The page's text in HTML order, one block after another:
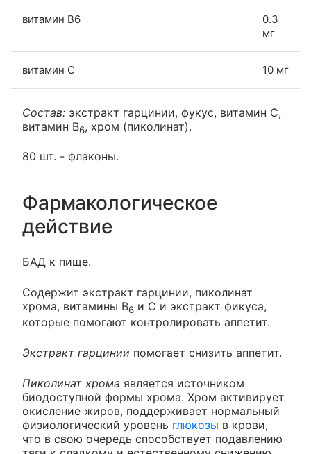
витамин В6
0.3
мг
витамин С 10 мг
Состав: экстракт гарцинии, фукус, витамин С,
витамин В6, хром (пиколинат).
80 шт. - флаконы.
Фармакологическое
действие
БАД к пище.
Содержит экстракт гарцинии, пиколинат
хрома, витамины В6 и С и экстракт фикуса,
которые помогают контролировать аппетит.
Экстракт гарцинии помогает снизить аппетит.
Пиколинат хрома является источником
биодоступной формы хрома. Хром активирует
окисление жиров, поддерживает нормальный
физиологический уровень глюкозы в крови,
что в свою очередь способствует подавлению